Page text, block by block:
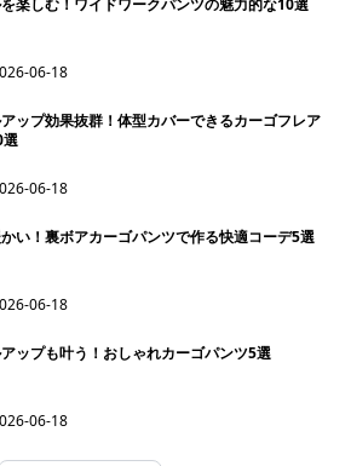
楽しむ！ワイドワークパンツの魅力的な10選
06-18
ップ効果抜群！体型カバーできるカーゴフレア
選
06-18
い！裏ボアカーゴパンツで作る快適コーデ5選
06-18
ップも叶う！おしゃれカーゴパンツ5選
06-18